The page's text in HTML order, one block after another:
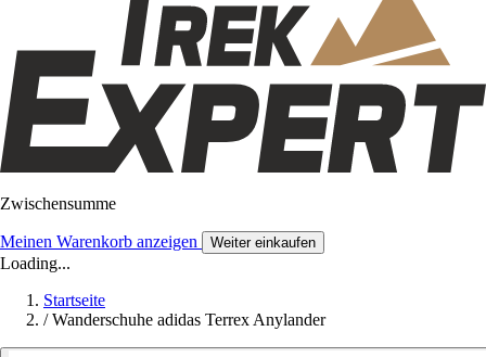
Zwischensumme
Meinen Warenkorb anzeigen Weiter einkaufen
Loading...
Startseite
/ Wanderschuhe adidas Terrex Anylander